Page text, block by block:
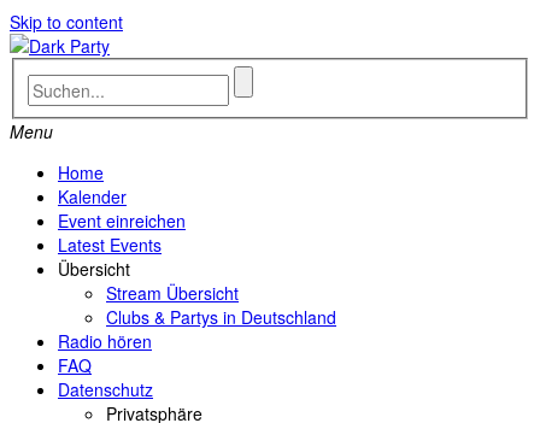
Skip to content
Menu
Home
Kalender
Event einreichen
Latest Events
Übersicht
Stream Übersicht
Clubs & Partys in Deutschland
Radio hören
FAQ
Datenschutz
Privatsphäre